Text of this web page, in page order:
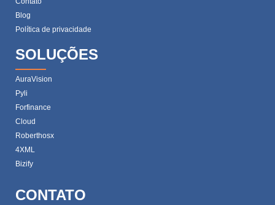
Blog
Política de privacidade
SOLUÇÕES
AuraVision
Pyli
Forfinance
Cloud
Roberthosx
4XML
Bizify
CONTATO